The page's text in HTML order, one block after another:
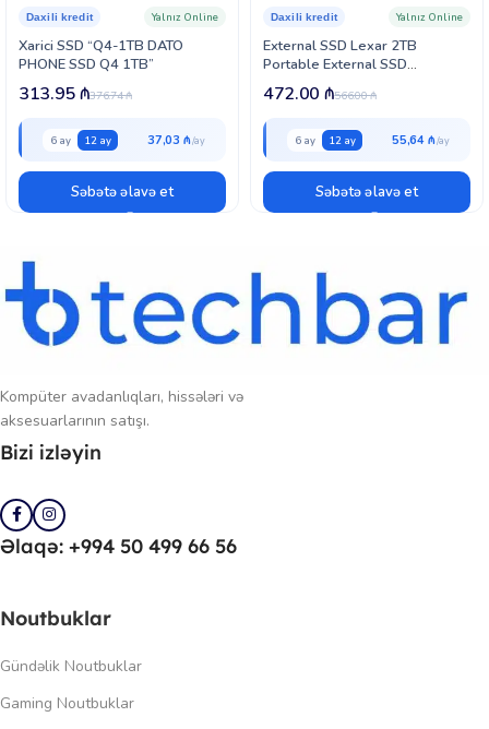
Xarici SSD “Q4-1TB DATO
PHONE SSD Q4 1TB”
Daxili kredit Yalnız Online
376.74₼
313.95₼
6 ay 12 ay 37,03 ₼
Səbətə əlavə et
External SSD Lexar 2TB
Portable External SSD
1050MB/s SL300
Daxili kredit Yalnız Online
566.00₼
472.00 ₼
6 ay 12 ay 55,64 ₼
Səbətə əlavə et
Kompüter avadanlıqları, hissələri və
aksesuarlarının satışı.
Bizi izləyin
Əlaqə: +994 50 499 66 56
Noutbuklar
Gündəlik Noutbuklar
Gaming Noutbuklar